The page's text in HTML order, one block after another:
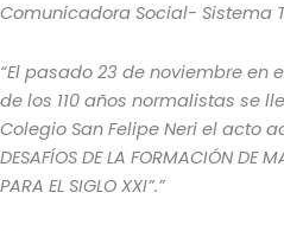
Comunicadora Social- Sistema
“El pasado 23 de noviembre
de los 110 años normalistas se
Colegio San Felipe Neri el acto
DESAFÍOS DE LA FORMACIÓN DE
PARA EL SIGLO XXI”.”